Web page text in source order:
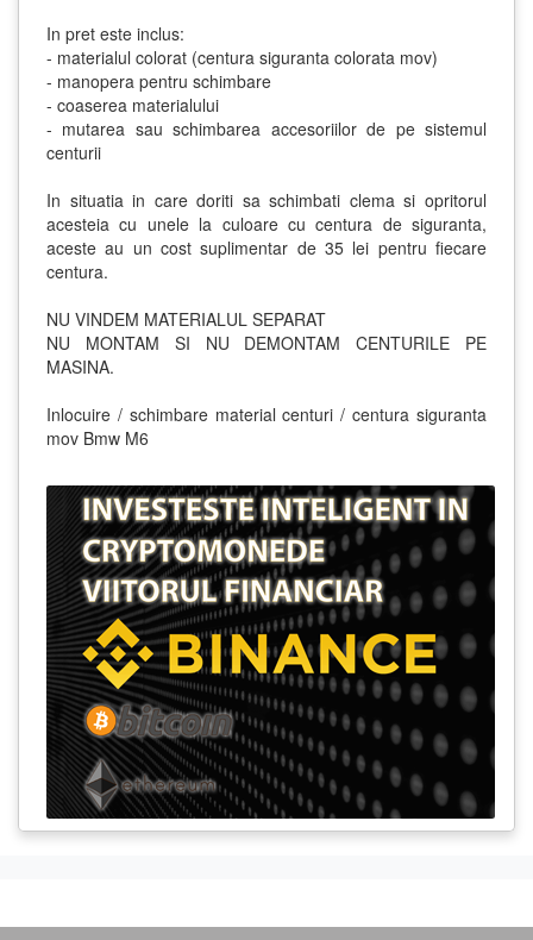
In pret este inclus:
- materialul colorat (centura siguranta colorata mov)
- manopera pentru schimbare
- coaserea materialului
- mutarea sau schimbarea accesoriilor de pe sistemul
centurii
In situatia in care doriti sa schimbati clema si opritorul
acesteia cu unele la culoare cu centura de siguranta,
aceste au un cost suplimentar de 35 lei pentru fiecare
centura.
NU VINDEM MATERIALUL SEPARAT
NU MONTAM SI NU DEMONTAM CENTURILE PE
MASINA.
Inlocuire / schimbare material centuri / centura siguranta
mov Bmw M6